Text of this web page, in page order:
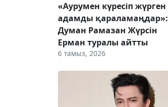
«Аурумен күресіп жүрген
адамды қараламаңдар»:
Думан Рамазан Жүрсін
Ерман туралы айтты
6 тамыз, 2026